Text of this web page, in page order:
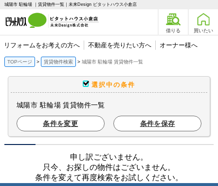
城陽市 駐輪場 ｜賃貸物件一覧｜未来Design ピタットハウス小倉店
借りる 買いたい
リフォームをお考えの方へ 不動産を売りたい方へ オーナー様へ
TOPページ 賃貸物件検索 城陽市 駐輪場 賃貸物件一覧
選択中の条件
城陽市 駐輪場 賃貸物件一覧
条件を変更 条件を保存
申し訳ございません。
只今、お探しの物件はございません。
条件を変えて再度検索をお試しください。